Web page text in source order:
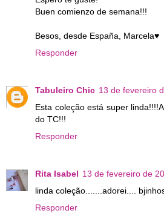
Buen comienzo de semana!!!
Besos, desde España, Marcela♥
Responder
Tabuleiro Chic 13 de fevereiro
Esta coleção está super
do TC!!!
Responder
Rita Isabel 13 de fevereiro de
linda coleção.......adorei....
Responder